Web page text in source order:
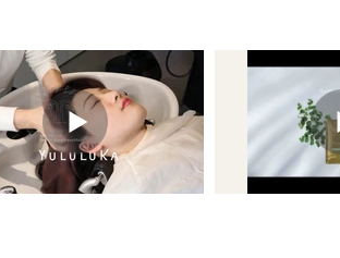
/ ヒュウグロス「ベビーライト
ク編」
HUEGLOSS / ヒュ
ンダウン編」